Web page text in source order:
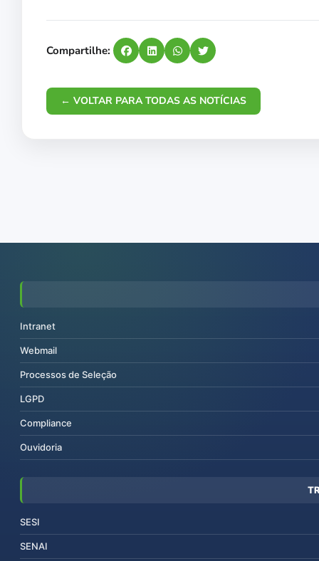
Compartilhe:
← VOLTAR PARA TODAS AS NOTÍCIAS
Intranet
Webmail
Processos de Seleção
LGPD
Compliance
Ouvidoria
SESI
SENAI